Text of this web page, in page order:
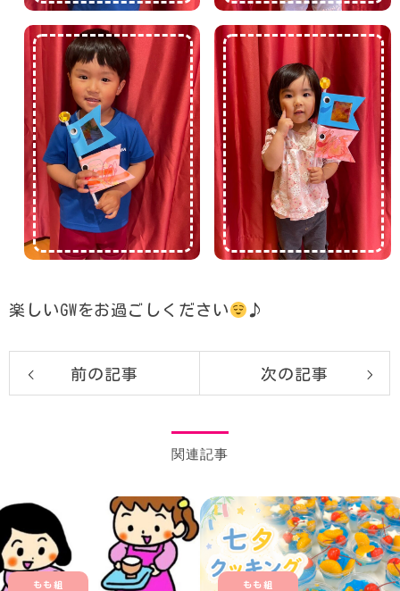
楽しいGWをお過ごしください ♪
前の記事 次の記事
関連記事
もも組 もも組